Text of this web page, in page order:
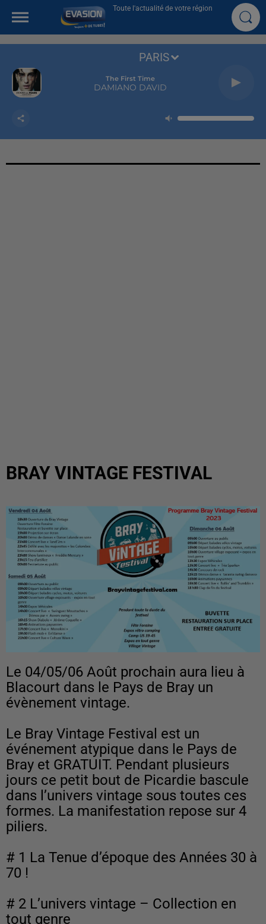
Toute l'actualité de votre région
The First Time
DAMIANO DAVID
PARIS
BRAY VINTAGE FESTIVAL
Le 04/05/06 Août prochain aura lieu à
Blacourt dans le Pays de Bray un
évènement vintage.
Le Bray Vintage Festival est un
événement atypique dans le Pays de
Bray et GRATUIT. Pendant plusieurs
jours ce petit bout de Picardie bascule
dans l’univers vintage sous toutes ces
formes. La manifestation repose sur 4
piliers.
# 1 La Tenue d’époque des Années 30 à
70 !
# 2 L’univers vintage – Collection en
tout genre